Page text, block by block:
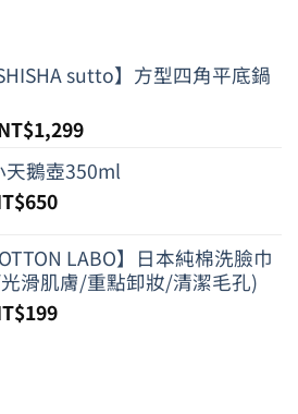
sutto】方型四角平底鍋
1,299
天鵝壺350ml
：
。
650目
價
格：
NT$650。
LABO】日本純棉洗臉巾
滑肌膚/重點卸妝/清潔毛孔)
199目